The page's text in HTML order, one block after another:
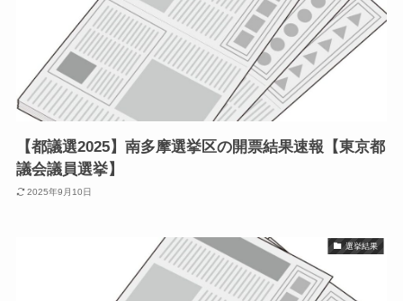
【都議選2025】南多摩選挙区の開票結果速報【東京都
議会議員選挙】
2025年9月10日
選挙結果